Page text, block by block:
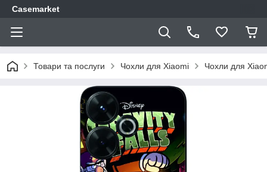
Casemarket
Товари та послуги Чохли для Xiaomi Чохли для